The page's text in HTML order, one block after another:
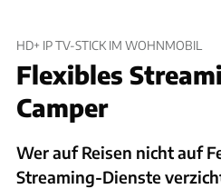
HD+ IP TV-STICK IM WOHNMOBIL
Flexibles
Camper
Wer auf Reisen nicht auf
Streaming-Dienste